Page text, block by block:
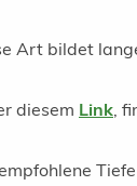
Art bildet
diesem Link,